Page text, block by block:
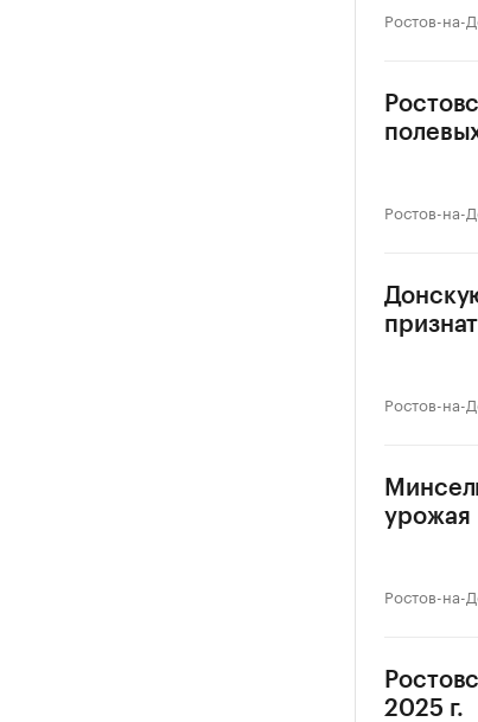
Ростов-на-
Ростов-на-
Ростов-на-
урожая
Ростов-на-
2025 г.